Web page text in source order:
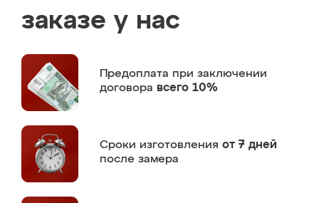
заказе у нас
Предоплата при заключении
договора всего 10%
Сроки изготовления от 7 дней
после замера